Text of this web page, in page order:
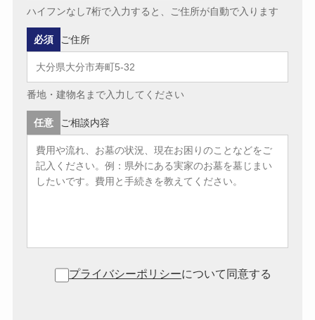
ハイフンなし7桁で入力すると、ご住所が自動で入ります
ご住所
必須
番地・建物名まで入力してください
ご相談内容
任意
プライバシーポリシーについて同意する